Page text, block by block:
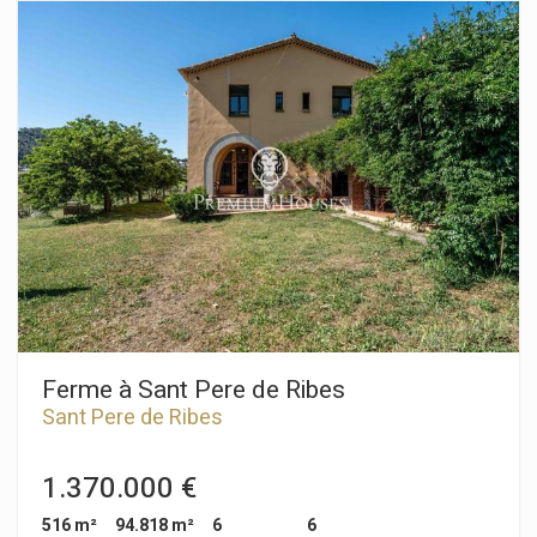
de deux étages. Le rez-de-chaussée abrite la pièce de vie,
avec un séjour/salle à manger et une cuisine séparée. Le
séjour s'ouvre sur une terrasse donnant sur le jardin et la rue.
Des toilettes invités complètent ce niveau. À l'étage, l'espace
nuit comprend trois chambres doubles et une chambre
individuelle. Deux salles de bain complètes desservent ces
chambres. La maison dispose également d'un cellier et d'une
buanderie. La résidence offre des jardins et une piscine
commune. Le quartier de Vallpineda à Sant Pere de Ribes se
caractérise par une sécurité 24h/24 et une atmosphère
paisible tout au long de l'année. On y trouve également la
prestigieuse école BSB (British School of Barcelona) ainsi
qu'un espace de loisirs avec piscine et courts de tennis.
Ferme à Sant Pere de Ribes
Sant Pere de Ribes
1.370.000 €
516 m²
94.818 m²
6
6